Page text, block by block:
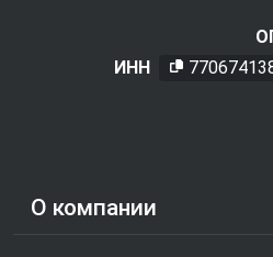
О компании
ИНН